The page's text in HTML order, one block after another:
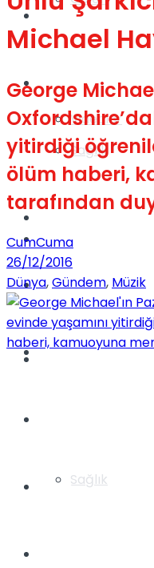
Videolar
Gündem
Sağlık
Gündem
Yaşam
Sağlık
Kadınca
Dünya
Müzik
Michael
George
yitirdiği
ölüm haberi,
tarafından
CumCuma
26/12/2016
Dünya,Gündem, Müzik